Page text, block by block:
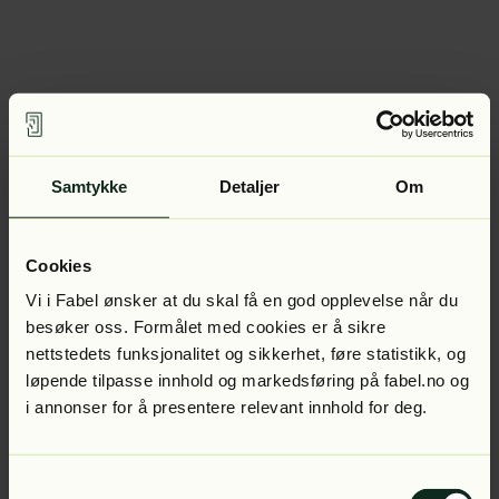
Samtykke Detaljer Om
Cookies
Vi i Fabel ønsker at du skal få en god opplevelse når du
besøker oss. Formålet med cookies er å sikre
nettstedets funksjonalitet og sikkerhet, føre statistikk, og
løpende tilpasse innhold og markedsføring på fabel.no og
i annonser for å presentere relevant innhold for deg.